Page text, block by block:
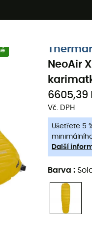
kódem Summer5
NeoAir
6605,39
Vč. DPH
Ušetřete 5
Další
Barva :